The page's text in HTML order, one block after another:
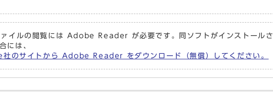
イルの閲覧には Adobe Reader が必要です。同ソフトがインストール
には、
のサイトから Adobe Reader をダウンロード（無償）してください。